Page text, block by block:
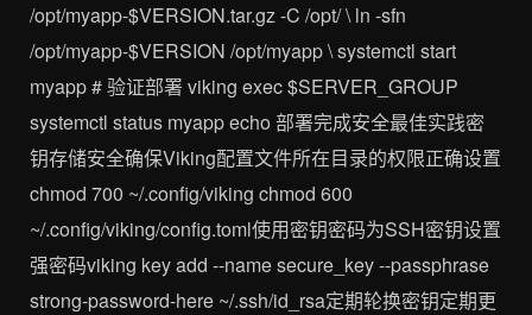
/opt/myapp-$VERSION.tar.gz -C /opt/ \ ln -sfn
/opt/myapp-$VERSION /opt/myapp \ systemctl start
myapp # 验证部署 viking exec $SERVER_GROUP
systemctl status myapp echo 部署完成安全最佳实践密
钥存储安全确保Viking配置文件所在目录的权限正确设置
chmod 700 ~/.config/viking chmod 600
~/.config/viking/config.toml使用密钥密码为SSH密钥设置
强密码viking key add --name secure_key --passphrase
strong-password-here ~/.ssh/id_rsa定期轮换密钥定期更